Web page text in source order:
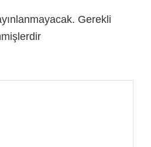
Gerekli